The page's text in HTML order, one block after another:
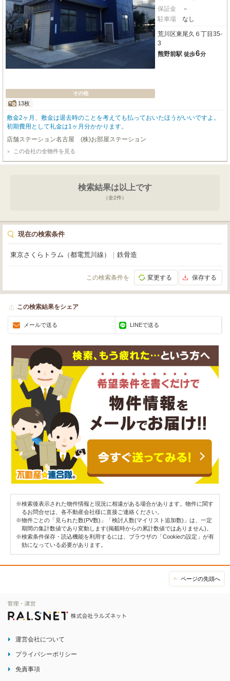
その他
13枚
保証金
－
駐車場
なし
荒川区東尾久６丁目35-
3
熊野前駅 徒歩6分
敷金2ヶ月、敷金は退去時のことを考えても払っておいたほうがいいですよ。
初期費用として礼金は1ヶ月分かかります。
店舗ステーション名古屋 (株)お部屋ステーション
この会社の全物件を見る
検索結果は以上です
（全2件）
現在の検索条件
東京さくらトラム（都電荒川線） 鉄骨造
この検索条件を 変更する 保存する
この検索結果をシェア
メールで送る LINEで送る
※検索後表示された物件情報と現況に相違がある場合があります。物件に関す
るお問合せは、各不動産会社様に直接ご連絡ください。
※物件ごとの「見られた数(PV数)」「検討人数(マイリスト追加数)」は、一定
期間の集計数値であり変動します(掲載時からの累計数値ではありません)。
※検索条件保存・読込機能を利用するには、ブラウザの「Cookieの設定」が有
効になっている必要があります。
ページの先頭へ
運営会社について
プライバシーポリシー
免責事項